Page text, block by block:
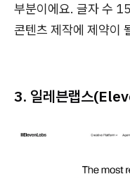
부분이에요. 글자 수
콘텐츠 제작에 제약이
3. 일레븐랩스